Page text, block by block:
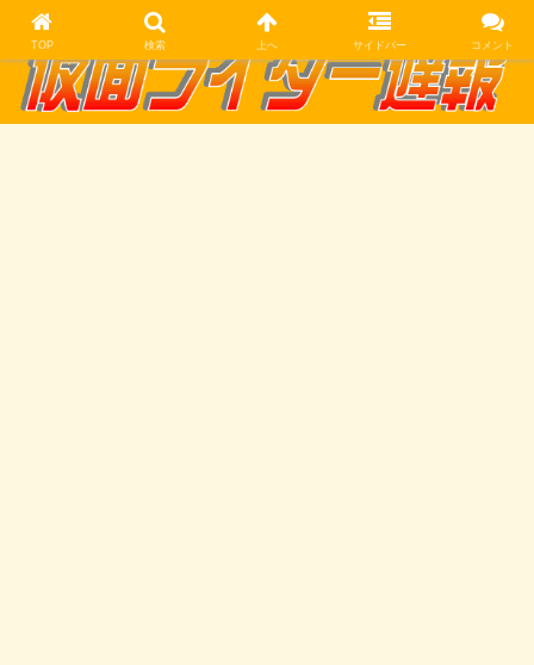
TOP 検索 上へ サイドバー コメント